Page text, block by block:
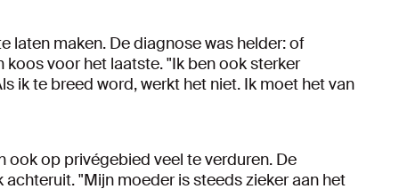
laten maken. De diagnose was helder: of
voor het laatste. "Ik ben ook sterker
ik te breed word, werkt het niet. Ik moet het van
ook op privégebied veel te verduren. De
"Mijn moeder is steeds zieker aan het